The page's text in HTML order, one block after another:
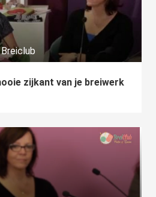
zijkant van je breiwerk